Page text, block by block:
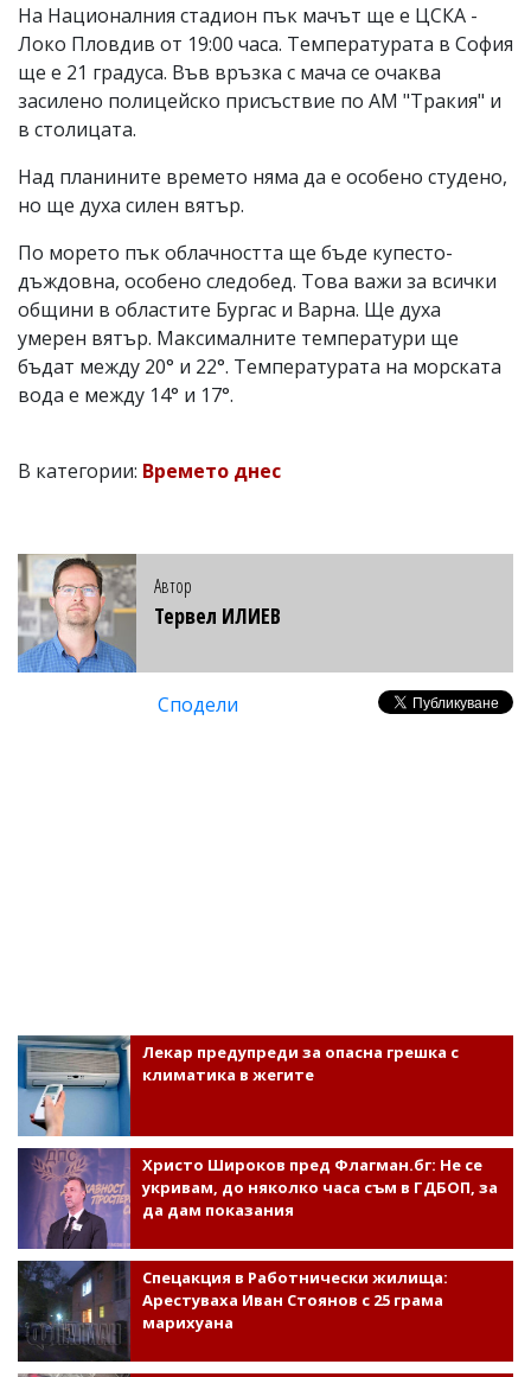
На Националния стадион пък мачът ще е ЦСКА -
Локо Пловдив от 19:00 часа. Температурата в София
ще е 21 градуса. Във връзка с мача се очаква
засилено полицейско присъствие по АМ "Тракия" и
в столицата.
Над планините времето няма да е особено студено,
но ще духа силен вятър.
По морето пък облачността ще бъде купесто-
дъждовна, особено следобед. Това важи за всички
общини в областите Бургас и Варна. Ще духа
умерен вятър. Максималните температури ще
бъдат между 20° и 22°. Температурата на морската
вода е между 14° и 17°.
В категории: Времето днес
Автор
Тервел ИЛИЕВ
Сподели
Лекар предупреди за опасна грешка с
климатика в жегите
Христо Широков пред Флагман.бг: Не се
укривам, до няколко часа съм в ГДБОП, за
да дам показания
Спецакция в Работнически жилища:
Арестуваха Иван Стоянов с 25 грама
марихуана